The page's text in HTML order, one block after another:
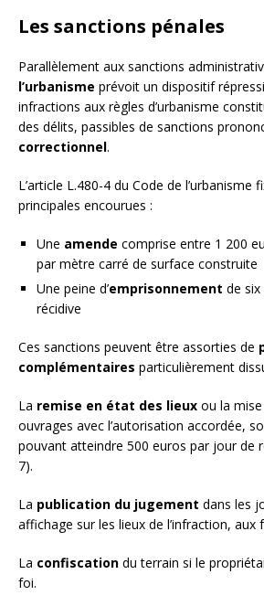
Les sanctions pénales
Parallèlement aux sanctions
l’urbanisme prévoit un dispositif
infractions aux règles d’urbanisme
des délits, passibles de sanctions
correctionnel.
L’article L.480-4 du Code de l’urbanisme
principales encourues :
Une amende comprise entre 1 200
par mètre carré de surface construite
Une peine d’emprisonnement de
récidive
Ces sanctions peuvent être assorties de
complémentaires particulièrement
La remise en état des lieux ou la
ouvrages avec l’autorisation accordée,
pouvant atteindre 500 euros par jour de
7).
La publication du jugement dans les
affichage sur les lieux de l’infraction, aux
La confiscation du terrain si le
foi.